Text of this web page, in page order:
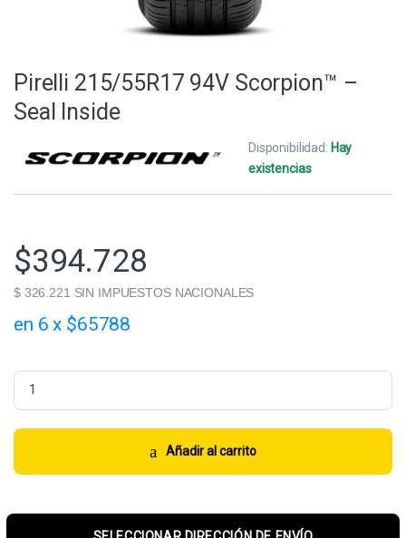
Pirelli 215/55R17 94V Scorpion™ –
Seal Inside
Disponibilidad: Hay
existencias
$394.728
$ 326.221 SIN IMPUESTOS NACIONALES
en 6 x $65788
Pirelli 215/55R17 94V Scorpion™ - Seal Inside quantity
Añadir al carrito